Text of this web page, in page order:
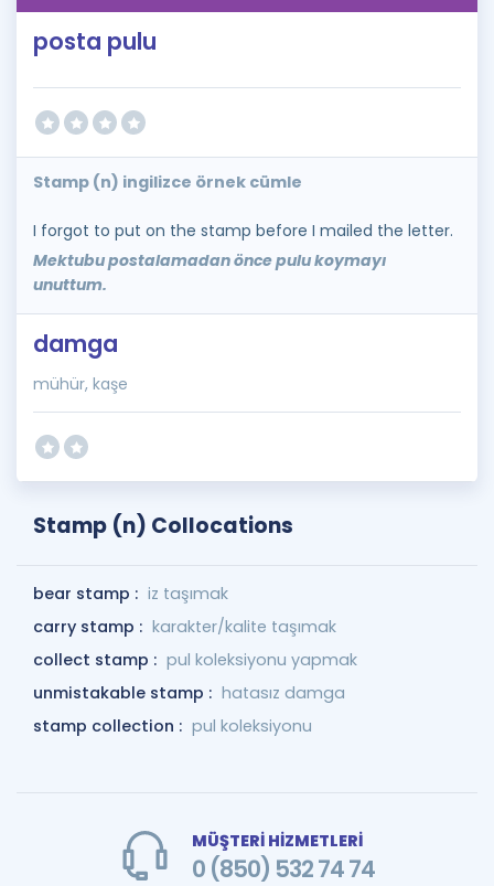
posta pulu
Stamp (n) ingilizce örnek cümle
I forgot to put on the stamp before I mailed the letter.
Mektubu postalamadan önce pulu koymayı
unuttum.
damga
mühür, kaşe
Stamp (n) Collocations
bear stamp : iz taşımak
carry stamp : karakter/kalite taşımak
collect stamp : pul koleksiyonu yapmak
unmistakable stamp : hatasız damga
stamp collection : pul koleksiyonu
MÜŞTERİ HİZMETLERİ
0 (850) 532 74 74